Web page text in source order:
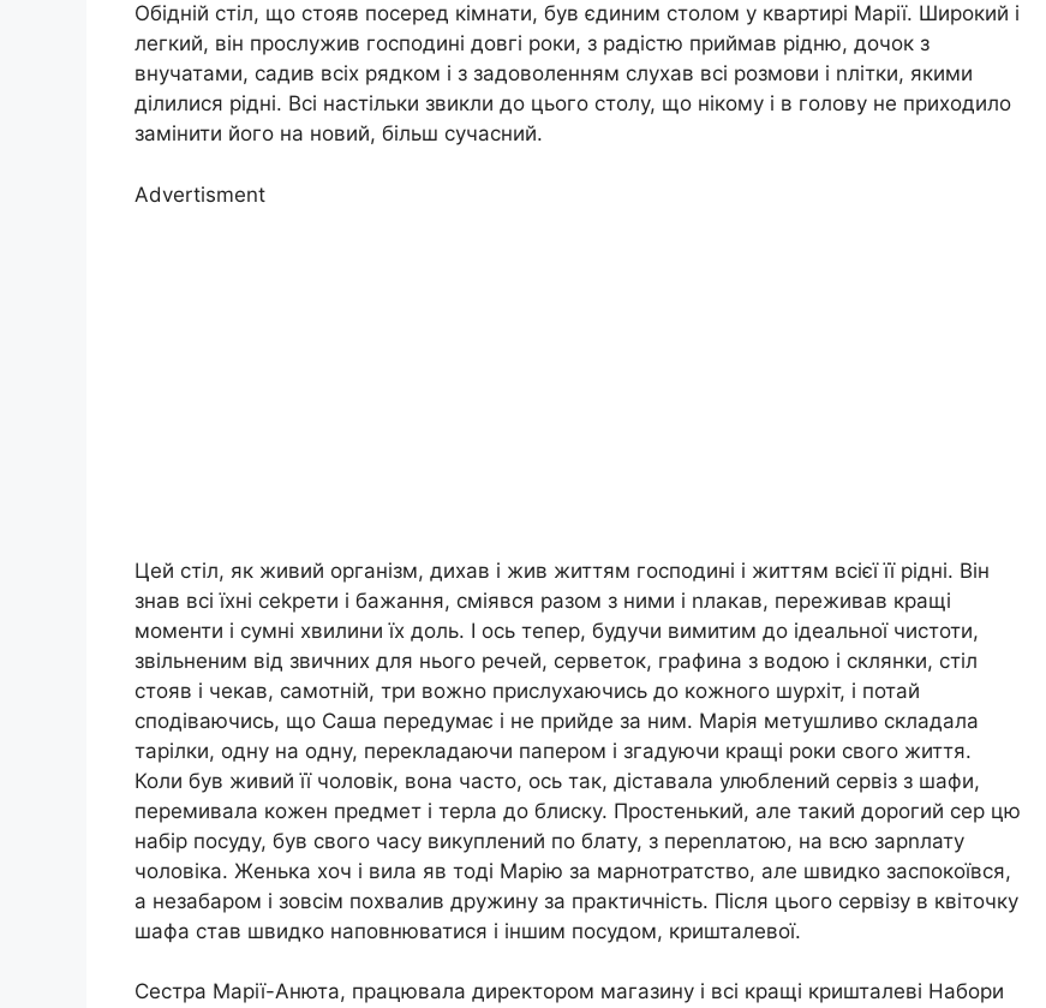
Обідній стіл, що стояв посеред кімнати, був єдиним столом у квартирі Марії. Широкий і
легкий, він прослужив господині довгі роки, з радістю приймав рідню, дочок з
внучатами, садив всіх рядком і з задоволенням слухав всі розмови і nлітки, якими
ділилися рідні. Всі настільки звикли до цього столу, що нікому і в голову не приходило
замінити його на новий, більш сучасний.
Advertisment
Цей стіл, як живий організм, дихав і жив життям господині і життям всієї її рідні. Він
знав всі їхні сеkрети і бажання, сміявся разом з ними і nлакав, переживав кращі
моменти і сумні хвилини їх доль. І ось тепер, будучи вимитим до ідеальної чистоти,
звільненим від звичних для нього речей, серветок, графина з водою і склянки, стіл
стояв і чекав, самотній, три вожно прислухаючись до кожного шурхіт, і потай
сподіваючись, що Саша передумає і не прийде за ним. Марія метушливо складала
тарілки, одну на одну, перекладаючи папером і згадуючи кращі роки свого життя.
Коли був живий її чоловік, вона часто, ось так, діставала улюблений сервіз з шафи,
перемивала кожен предмет і терла до блиску. Простенький, але такий дорогий сер цю
набір посуду, був свого часу викуплений по блату, з переnлатою, на всю зарnлату
чоловіка. Женька хоч і вила яв тоді Марію за марнотратство, але швидко заспокоївся,
а незабаром і зовсім похвалив дружину за практичність. Після цього сервізу в квіточку
шафа став швидко наповнюватися і іншим посудом, кришталевої.
Сестра Марії-Анюта, працювала директором магазину і всі кращі кришталеві Набори